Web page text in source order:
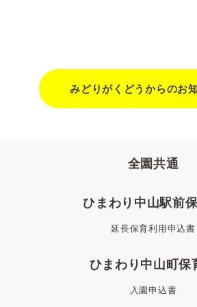
みどりがくどうからのお
全園共通
ひまわり中山駅前
延長保育利用申込書
ひまわり中山町保
入園申込書